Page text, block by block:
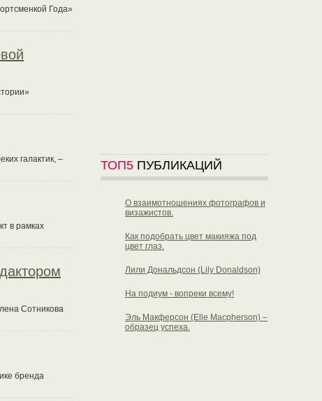
Года»
галактик, –
в рамках
Сотникова
бренда
ТОП5 ПУБЛИКАЦИЙ
О взаимотношениях фотографов и
визажистов.
Как подобрать цвет макияжа под
цвет глаз.
Лили Дональдсон (Lily Donaldson)
На подиум - вопреки всему!
Эль Макферсон (Elle Macpherson) –
образец успеха.